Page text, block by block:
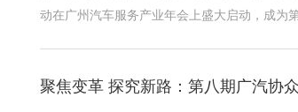
动在广州汽车服务产业年会上盛大启动，成为
聚焦变革 探究新路：第八期广汽协